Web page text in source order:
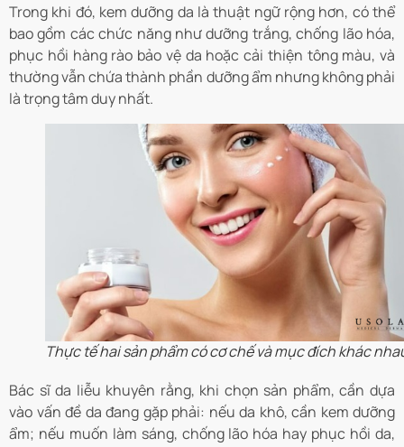
Trong khi đó, kem dưỡng da là thuật ngữ rộng hơn, có thể
bao gồm các chức năng như dưỡng trắng, chống lão hóa,
phục hồi hàng rào bảo vệ da hoặc cải thiện tông màu, và
thường vẫn chứa thành phần dưỡng ẩm nhưng không phải
là trọng tâm duy nhất.
Thực tế hai sản phẩm có cơ chế và mục đích khác
Bác sĩ da liễu khuyên rằng, khi chọn sản phẩm, cần dựa
vào vấn đề da đang gặp phải: nếu da khô, cần kem dưỡng
ẩm; nếu muốn làm sáng, chống lão hóa hay phục hồi da,